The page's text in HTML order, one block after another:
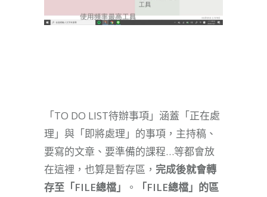
「TO DO LIST待辦事項」涵蓋「正在處
理」與「即將處理」的事項，主持稿、
要寫的文章、要準備的課程…等都會放
在這裡，也算是暫存區， 完成後就會轉
存至「FILE總檔」
。
「FILE總檔」的區